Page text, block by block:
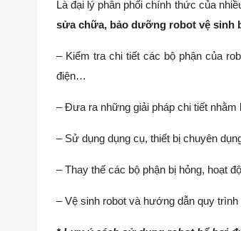
Là đại lý phân phối chính thức của
sửa chữa, bảo dưỡng robot vệ sinh
– Kiểm tra chi tiết các bộ phận của
điện…
– Đưa ra những giải pháp chi tiết nhằm
– Sử dụng dụng cụ, thiết bị chuyên
– Thay thế các bộ phận bị hỏng, hoạt
– Vệ sinh robot và hướng dẫn quy trình